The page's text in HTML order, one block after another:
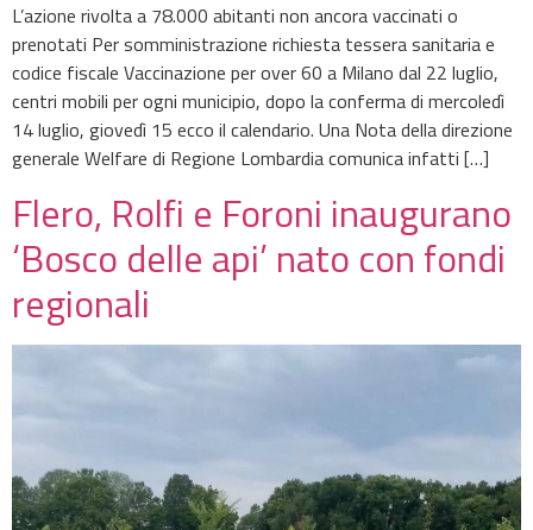
L’azione rivolta a 78.000 abitanti non ancora vaccinati o
prenotati Per somministrazione richiesta tessera sanitaria e
codice fiscale Vaccinazione per over 60 a Milano dal 22 luglio,
centri mobili per ogni municipio, dopo la conferma di mercoledì
14 luglio, giovedì 15 ecco il calendario. Una Nota della direzione
generale Welfare di Regione Lombardia comunica infatti […]
Flero, Rolfi e Foroni inaugurano
‘Bosco delle api’ nato con fondi
regionali